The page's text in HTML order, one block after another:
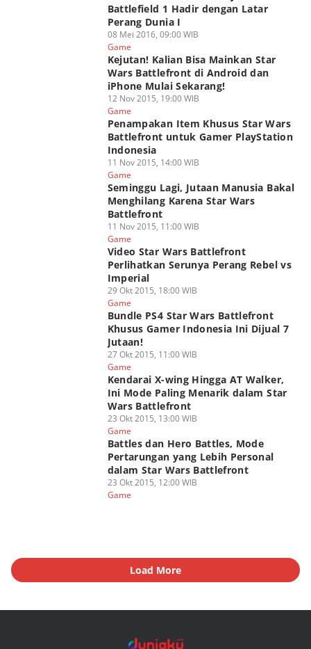
Battlefield 1 Hadir dengan Latar
Perang Dunia I
08 Mei 2016, 09:00 WIB
Game
Kejutan! Kalian Bisa Mainkan Star
Wars Battlefront di Android dan
iPhone Mulai Sekarang!
12 Nov 2015, 19:00 WIB
Game
Penampakan Item Khusus Star Wars
Battlefront untuk Gamer PlayStation
Indonesia
11 Nov 2015, 14:00 WIB
Game
Seminggu Lagi, Jutaan Manusia Bakal
Menghilang Karena Star Wars
Battlefront
11 Nov 2015, 11:00 WIB
Game
Video Star Wars Battlefront
Perlihatkan Serunya Perang Rebel vs
Imperial
29 Okt 2015, 18:00 WIB
Game
Bundle PS4 Star Wars Battlefront
Khusus Gamer Indonesia Ini Dijual 7
Jutaan!
27 Okt 2015, 11:00 WIB
Game
Kendarai X-wing Hingga AT Walker,
Ini Mode Paling Menarik dalam Star
Wars Battlefront
23 Okt 2015, 13:00 WIB
Game
Battles dan Hero Battles, Mode
Pertarungan yang Lebih Personal
dalam Star Wars Battlefront
23 Okt 2015, 12:00 WIB
Game
Load More